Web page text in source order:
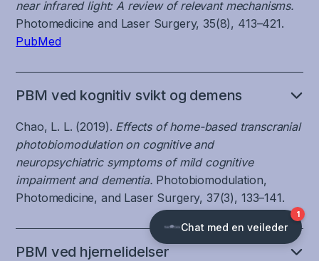
near infrared light: A review of relevant mechanisms.
Photomedicine and Laser Surgery, 35(8), 413–421.
PubMed
PBM ved kognitiv svikt og demens
Chao, L. L. (2019). Effects of home-based transcranial
photobiomodulation on cognitive and
neuropsychiatric symptoms of mild cognitive
impairment and dementia. Photobiomodulation,
Photomedicine, and Laser Surgery, 37(3), 133–141.
PBM ved hjernelidelser